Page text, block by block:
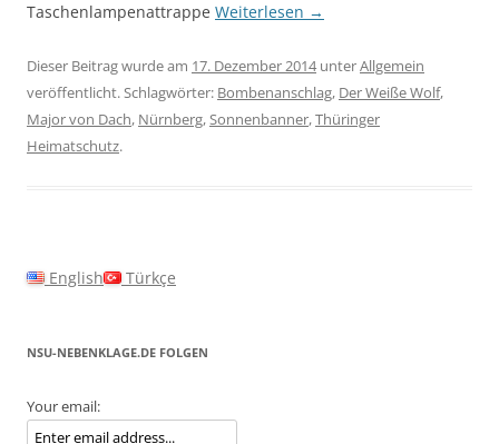
Taschenlampenattrappe Weiterlesen →
Dieser Beitrag wurde am 17. Dezember 2014unterAllgemein
veröffentlicht. Schlagwörter: Bombenanschlag, Der Weiße Wolf,
Major von Dach, Nürnberg,Sonnenbanner,Thüringer
Heimatschutz.
English Türkçe
NSU-NEBENKLAGE.DE FOLGEN
Your email: